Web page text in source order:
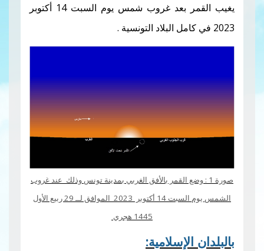
يغيب القمر بعد غروب شمس يوم السبت 14 أكتوبر
: وضع القمر بالأفق الغربي بمدينة تونس وذلك عند غروب
الشمس يوم السبت 14 أكتوبر 2023 الموافق لــ 29 ربيع الأول